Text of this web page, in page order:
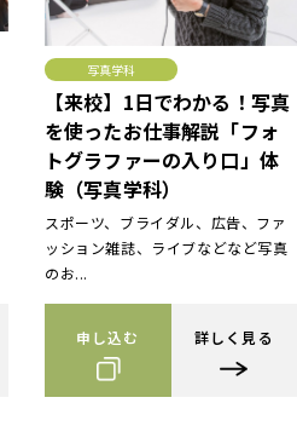
写真学科
【来校】1日でわかる！写真
を使ったお仕事解説「フォ
トグラファーの入り口」体
験（写真学科）
スポーツ、ブライダル、広告、ファ
ッション雑誌、ライブなどなど写真
のお...
申し込む 詳しく見る